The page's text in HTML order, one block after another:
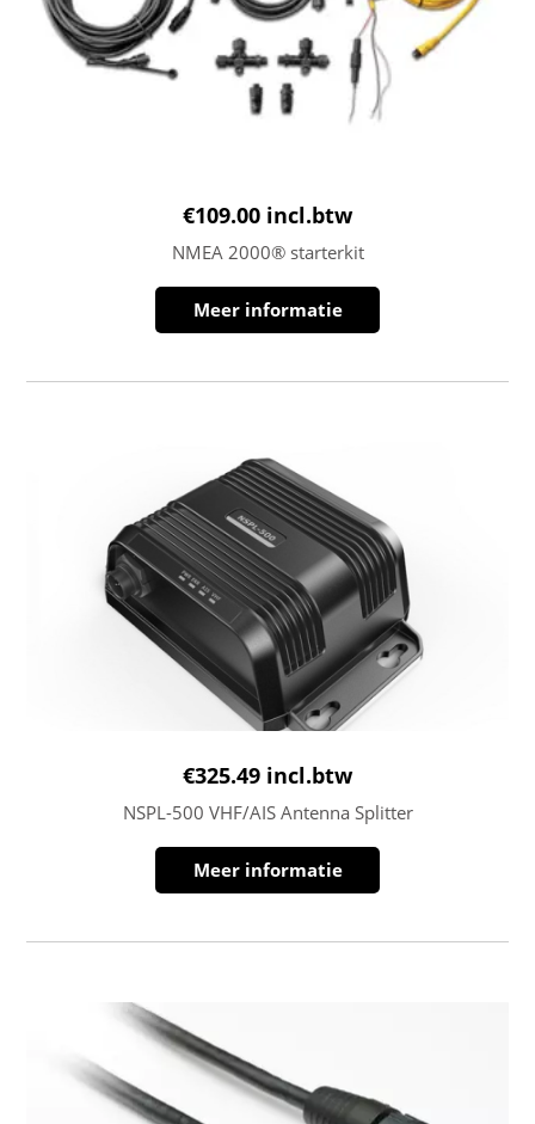
€109.00 incl.btw
NMEA 2000® starterkit
Meer informatie
€325.49 incl.btw
NSPL-500 VHF/AIS Antenna Splitter
Meer informatie